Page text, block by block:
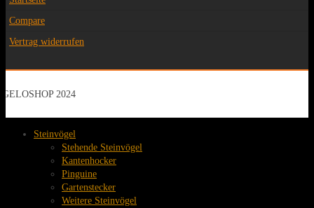
Compare
Vertrag widerrufen
GELOSHOP 2024
Steinvögel
Stehende Steinvögel
Kantenhocker
Pinguine
Gartenstecker
Weitere Steinvögel